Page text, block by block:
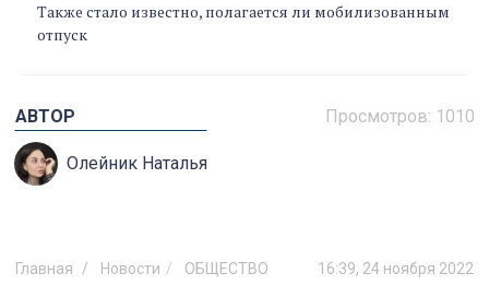
Также стало известно, полагается ли мобилизованным
отпуск
Просмотров: 1010
АВТОР
Олейник Наталья
Главная Новости ОБЩЕСТВО 16:39, 24 ноября 2022